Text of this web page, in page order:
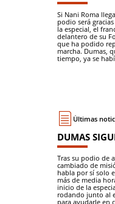
Si Nani Roma
podio será
la especial, el
delantero de su
que ha podido
marcha. Dumas,
tiempo, ya se
Últimas
DUMAS
Tras su podio de
cambiado de
habla por sí solo
más de media
inicio de la
rodando junto al
para ayudarle en